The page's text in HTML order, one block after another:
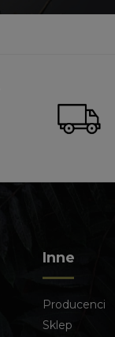
Inne
Producenci
Sklep